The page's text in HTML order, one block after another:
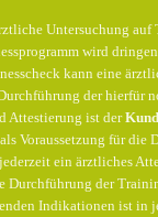
Untersuchung
wird
kann eine
der hierfür
Attestierung ist der
für die
ein ärztliches
Durchführung der
Indikationen ist in